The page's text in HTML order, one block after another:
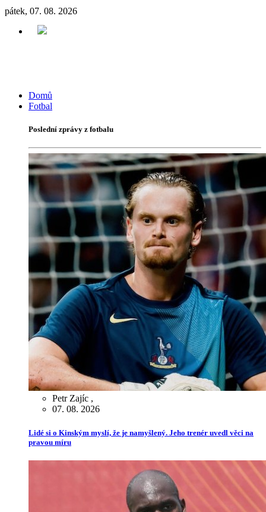
pátek, 07. 08. 2026
Domů
Fotbal
Poslední zprávy z fotbalu
Petr Zajíc ,
07. 08. 2026
Lidé si o Kinským myslí, že je namyšlený. Jeho trenér uvedl věci na
pravou míru